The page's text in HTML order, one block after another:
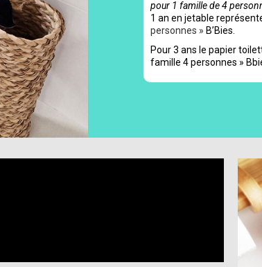
pour 1 famille de 4
1 an en jetable
personnes » B’Bies.
Pour 3 ans le papier
famille 4 personnes »